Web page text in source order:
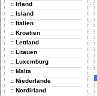
:: Irland
:: Island
:: Italien
:: Kroatien
:: Lettland
:: Litauen
:: Luxemburg
:: Malta
:: Niederlande
:: Nordirland